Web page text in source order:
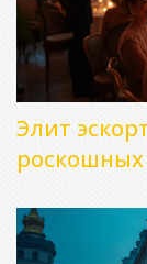
Элит
роскошных